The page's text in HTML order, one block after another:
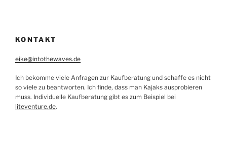
KONTAKT
eike@intothewaves.de
Ich bekomme viele Anfragen zur Kaufberatung und schaffe es nicht
so viele zu beantworten. Ich finde, dass man Kajaks ausprobieren
muss. Individuelle Kaufberatung gibt es zum Beispiel bei
liteventure.de.